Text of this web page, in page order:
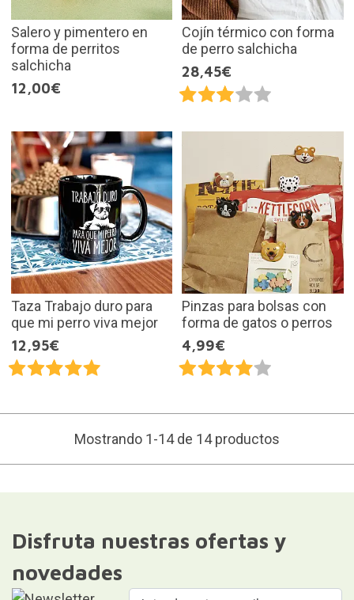
Salero y pimentero en
forma de perritos
salchicha
12,00€
Cojín térmico con forma
de perro salchicha
28,45€
Taza Trabajo duro para
que mi perro viva mejor
12,95€
Pinzas para bolsas con
forma de gatos o perros
4,99€
Mostrando 1-14 de 14 productos
Disfruta nuestras ofertas y
novedades